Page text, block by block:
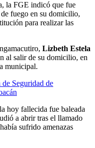
la FGE indicó que fue
fuego en su domicilio,
para realizar las
Lizbeth Estela
al salir de su domicilio, en
municipal.
Seguridad de
hoy fallecida fue baleada
a abrir tras el llamado
sufrido amenazas